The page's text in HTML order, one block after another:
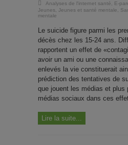
Analyses de l'internet santé E-
Jeunes Jeunes et santé mentale
mentale
Le suicide figure parmi les
décès chez les 15-24 ans.
rapportent un effet de
avoir un ami ou une
enlevés la vie constituerait
prédiction des tentatives de
que jouent les médias et plus
médias sociaux dans ces
Lire la suite...